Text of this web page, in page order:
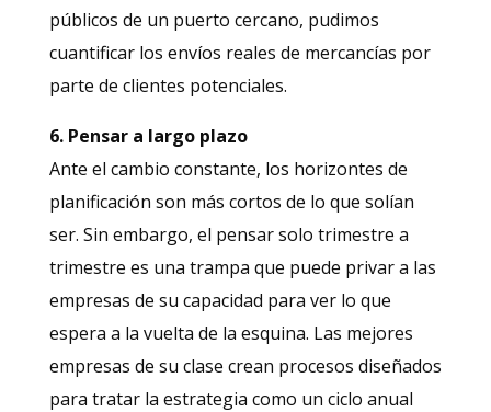
públicos de un puerto cercano, pudimos
cuantificar los envíos reales de mercancías por
parte de clientes potenciales.
6. Pensar a largo plazo
Ante el cambio constante, los horizontes de
planificación son más cortos de lo que solían
ser. Sin embargo, el pensar solo trimestre a
trimestre es una trampa que puede privar a las
empresas de su capacidad para ver lo que
espera a la vuelta de la esquina. Las mejores
empresas de su clase crean procesos diseñados
para tratar la estrategia como un ciclo anual